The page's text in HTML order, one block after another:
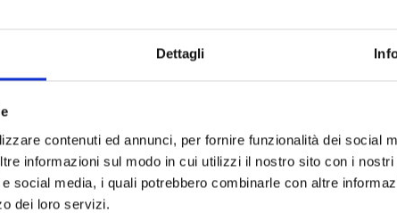
Dettagli
contenuti ed annunci, per fornire funzionalità dei social
informazioni sul modo in cui utilizzi il nostro sito con i
social media, i quali potrebbero combinarle con altre
dei loro servizi.
- scheda di 3.91MB PDF
di